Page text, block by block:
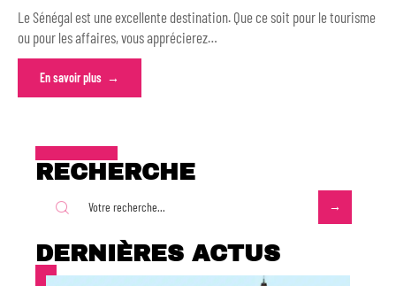
Le Sénégal est une excellente destination. Que ce soit pour le tourisme
ou pour les affaires, vous apprécierez…
En savoir plus
RECHERCHE
DERNIÈRES ACTUS